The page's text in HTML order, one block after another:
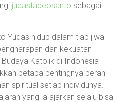
judastadeosanto sebagai
Yudas hidup dalam tiap jiwa
dan kekuatan
Katolik di Indonesia
betapa pentingnya peran
spiritual setiap individunya.
yang ia ajarkan selalu bisa